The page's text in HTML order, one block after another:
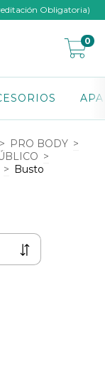
Obligatoria)
0
> PRO BODY >
>
> Busto